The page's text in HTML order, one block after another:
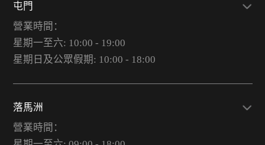
屯門
營業時間：
星期一至六: 10:00 - 19:00
星期日及公眾假期: 10:00 - 18:00
落馬洲
營業時間：